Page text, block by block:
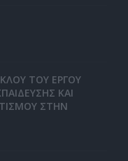
ΤΟΥ ΕΡΓΟΥ
ΚΑΙ
ΣΤΗΝ